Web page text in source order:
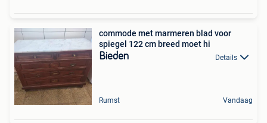
commode met marmeren blad voor
spiegel 122 cm breed moet hi
Bieden Details
Rumst Vandaag